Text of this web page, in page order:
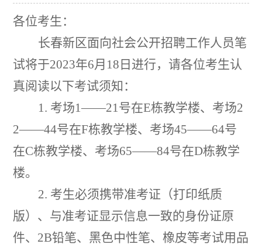
各位考生：
长春新区面向社会公开招聘工作人员笔
试将于2023年6月 18 日 进行，请各位考生认
真阅读以下考试须知 ：
1. 考场1——21 号在E栋教学楼、考场2
2——44号在F栋教学楼、考场45——64号
在C栋教学楼、考场65——84号在D栋教学
楼。
2. 考生必须携带准考证（打印纸质
版）、与准考证显示信息一致的身份证原
件、 2B铅笔、黑色中性笔、橡皮等考试用品